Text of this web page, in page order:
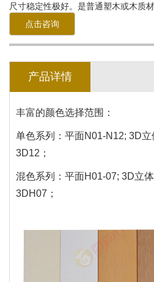
尺寸稳定性极好。是普通塑木或木质
点击咨询
产品详情
丰富的颜色选择范围：
单色系列：平面N01-N12; 3D
3D12；
混色系列：平面H01-07; 3D立
3DH07；